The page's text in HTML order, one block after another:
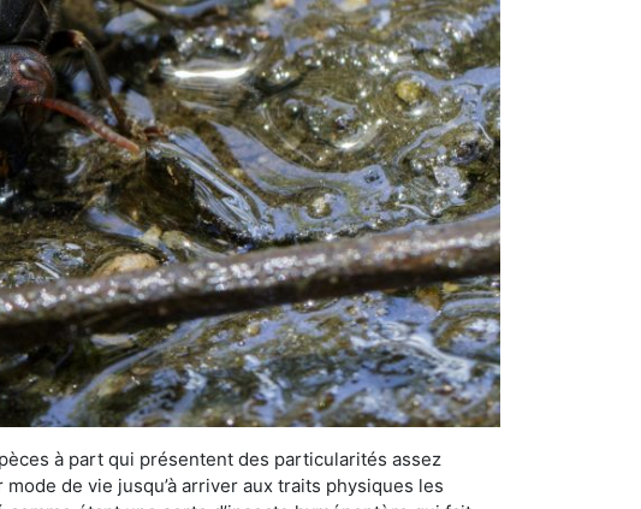
à part qui présentent des particularités assez
de vie jusqu’à arriver aux traits physiques les